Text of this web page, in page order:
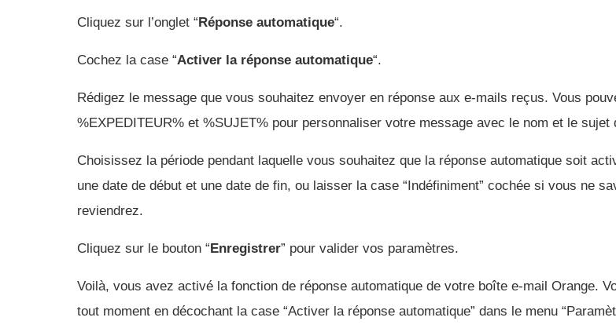
Cliquez sur l’onglet “Réponse automatique“.
Cochez la case “Activer la réponse automatique“.
Rédigez le message que vous souhaitez envoyer en réponse aux e-mails reçus. Vous
%EXPEDITEUR% et %SUJET% pour personnaliser votre message avec le nom et le sujet
Choisissez la période pendant laquelle vous souhaitez que la réponse automatique soit
une date de début et une date de fin, ou laisser la case “Indéfiniment” cochée si vous ne
reviendrez.
Cliquez sur le bouton “Enregistrer” pour valider vos paramètres.
Voilà, vous avez activé la fonction de réponse automatique de votre boîte e-mail Orange.
tout moment en décochant la case “Activer la réponse automatique” dans le menu